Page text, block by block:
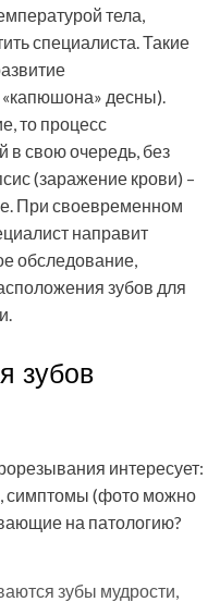
тела,
специалиста. Такие
десны).
то процесс
в свою очередь, без
(заражение крови) –
При своевременном
направит
обследование,
зубов для
зубов
интересует:
симптомы (фото можно
на патологию?
зубы мудрости,